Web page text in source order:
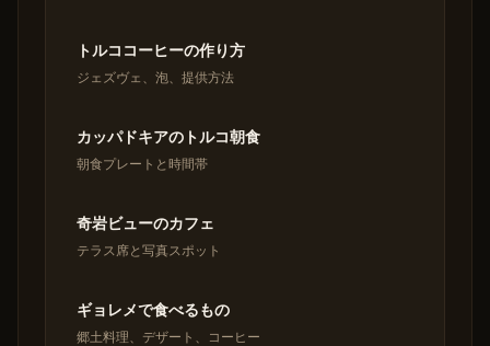
トルココーヒーの作り方
ジェズヴェ、泡、提供方法
カッパドキアのトルコ朝食
朝食プレートと時間帯
奇岩ビューのカフェ
テラス席と写真スポット
ギョレメで食べるもの
郷土料理、デザート、コーヒー